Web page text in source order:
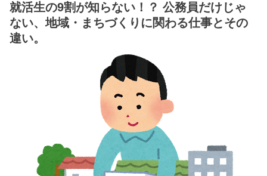
就活生の9割が知らない！？ 公務員だけじゃ
ない、地域・まちづくりに関わる仕事とその
違い。